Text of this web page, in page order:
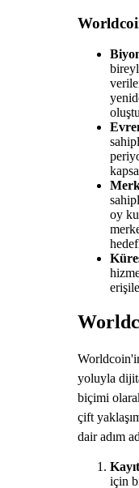
oy
yoluyla
biçimi
çift
dair adım
için